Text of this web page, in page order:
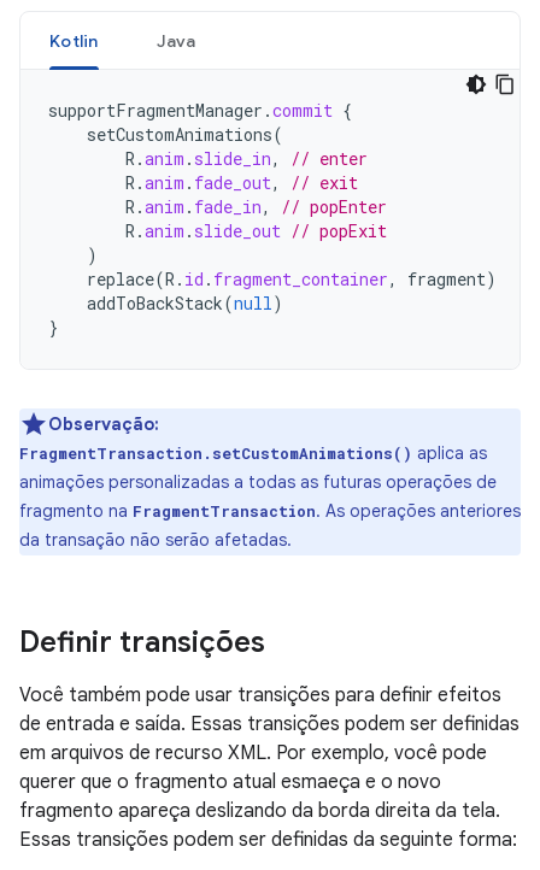
Kotlin Java
supportFragmentManager .commit {
setCustomAnimations(
R .anim . slide_in,
// enter
R .anim . fade_out,
// exit
R .anim . fade_in,
// popEnter
R .anim . slide_out // popExit
)
replace(R . id . fragment_container, fragment)
addToBackStack(null)
}
Observação:
FragmentTransaction.setCustomAnimations() aplica as
animações personalizadas a todas as futuras operações de
fragmento na FragmentTransaction. As operações anteriores
da transação não serão afetadas.
Definir transições
Você também pode usar transições para definir efeitos
de entrada e saída. Essas transições podem ser definidas
em arquivos de recurso XML. Por exemplo, você pode
querer que o fragmento atual esmaeça e o novo
fragmento apareça deslizando da borda direita da tela.
Essas transições podem ser definidas da seguinte forma: